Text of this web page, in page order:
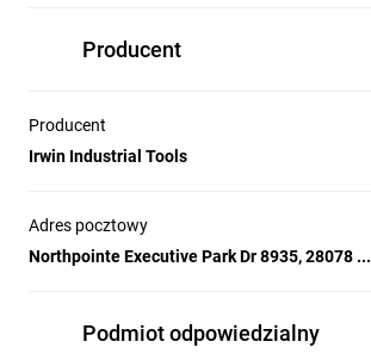
Producent
Producent
Irwin Industrial Tools
Adres pocztowy
Northpointe Executive Park Dr 8935, 28078 ...
Podmiot odpowiedzialny